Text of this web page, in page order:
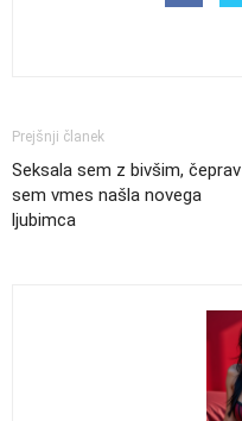
Prejšnji članek
Seksala sem z bivšim, čeprav
sem vmes našla novega
ljubimca